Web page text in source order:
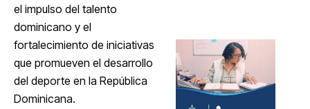
el impulso del talento
dominicano y el
fortalecimiento de iniciativas
que promueven el desarrollo
del deporte en la República
Dominicana.